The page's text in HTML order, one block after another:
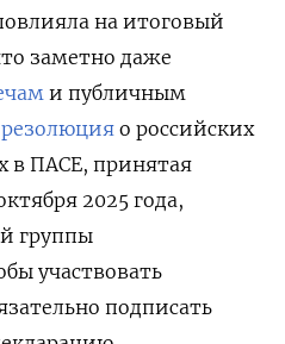
на итоговый
заметно даже
и публичным
резолюция о российских
в ПАСЕ, принятая
2025 года,
группы
участвовать
подписать